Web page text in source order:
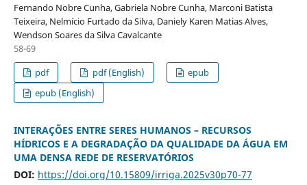
Fernando Nobre Cunha, Gabriela Nobre Cunha, Marconi Batista
Teixeira, Nelmício Furtado da Silva, Daniely Karen Matias Alves,
Wendson Soares da Silva Cavalcante
58-69
pdf
pdf (English)
epub
epub (English)
INTERAÇÕES ENTRE SERES HUMANOS – RECURSOS
HÍDRICOS E A DEGRADAÇÃO DA QUALIDADE DA ÁGUA EM
UMA DENSA REDE DE RESERVATÓRIOS
DOI: https://doi.org/10.15809/irriga.2025v30p70-77